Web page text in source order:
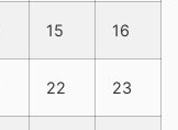
15 16
22 23